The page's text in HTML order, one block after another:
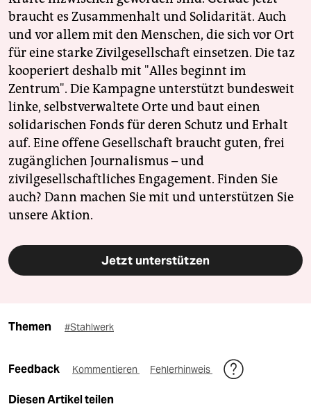
braucht es Zusammenhalt und Solidarität. Auch
und vor allem mit den Menschen, die sich vor Ort
für eine starke Zivilgesellschaft einsetzen. Die taz
kooperiert deshalb mit "Alles beginnt im
Zentrum". Die Kampagne unterstützt bundesweit
linke, selbstverwaltete Orte und baut einen
solidarischen Fonds für deren Schutz und Erhalt
auf. Eine offene Gesellschaft braucht guten, frei
zugänglichen Journalismus – und
zivilgesellschaftliches Engagement. Finden Sie
auch? Dann machen Sie mit und unterstützen Sie
unsere Aktion.
Jetzt unterstützen
Themen #Stahlwerk
Feedback Kommentieren Fehlerhinweis
Diesen Artikel teilen